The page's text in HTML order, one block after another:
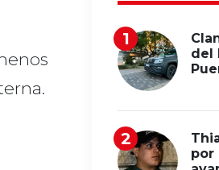
del
por